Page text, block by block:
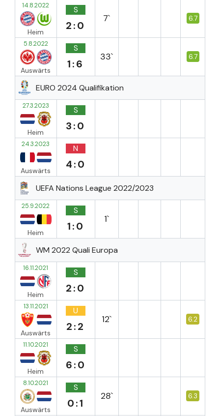
14.8.2022
Heim
S
2:0
7` 6.7
5.8.2022
Auswärts
S
1:6
33` 6.7
EURO 2024 Qualifikation
27.3.2023
Heim
S
3:0
24.3.2023
Auswärts
N
4:0
UEFA Nations League 2022/2023
25.9.2022
Heim
S
1:0
1`
WM 2022 Quali Europa
16.11.2021
Heim
S
2:0
13.11.2021
Auswärts
U
2:2
12` 6.2
11.10.2021
Heim
S
6:0
8.10.2021
Auswärts
S
0:1
28` 6.3